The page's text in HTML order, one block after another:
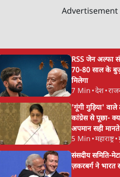
Advertisement
RSS जेन अल्फा
70-80 साल के
मिलेगा
7 Min •देश•
'गूंगी गुड़िया'
कांग्रेस से पूछा-
अपमान सही
5 Min •महाराष्ट्र•
संसदीय समिति-
ज़करबर्ग ने भारत